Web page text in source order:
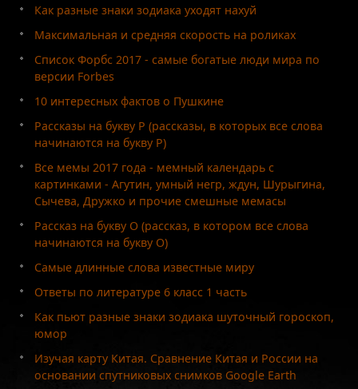
Как разные знаки зодиака уходят нахуй
Максимальная и средняя скорость на роликах
Список Форбс 2017 - самые богатые люди мира по
версии Forbes
10 интересных фактов о Пушкине
Рассказы на букву Р (рассказы, в которых все слова
начинаются на букву Р)
Все мемы 2017 года - мемный календарь с
картинками - Агутин, умный негр, ждун, Шурыгина,
Сычева, Дружко и прочие смешные мемасы
Рассказ на букву О (рассказ, в котором все слова
начинаются на букву О)
Самые длинные слова известные миру
Ответы по литературе 6 класс 1 часть
Как пьют разные знаки зодиака шуточный гороскоп,
юмор
Изучая карту Китая. Сравнение Китая и России на
основании спутниковых снимков Google Earth